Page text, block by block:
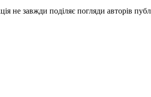
не завжди поділяє погляди авторів